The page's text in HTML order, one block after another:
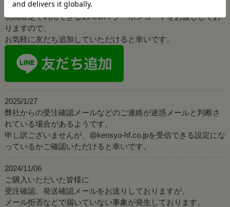
健翔公式LINE（@607grood)オープンしました。
初回限定で利用できる15％OFFクーポンコードをお渡ししてお
りますので、
お気軽に友だち追加していただけると幸いです。
2025/1/27
弊社からの受注確認メールなどのご連絡が迷惑メールと判断さ
れている場合があるようです。
申し訳ございませんが、@kensyo-hf.co.jpを受信できる設定にな
っているかご確認いただけると幸いです。
2024/11/06
ご購入いただいた皆様に
受注確認、発送確認メールをお送りしておりますが、
メール拒否などで届いていない事象が発生しております。